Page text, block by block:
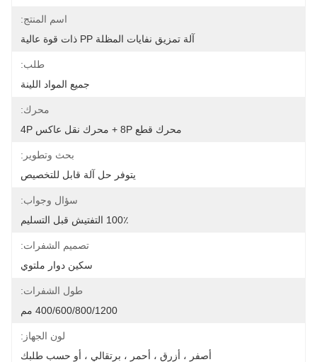
اسم المنتج:
آلة تمزيق نفايات المظلة PP ذات قوة عالية
طلب:
جميع المواد اللينة
محرك:
محرك قطع 8P + محرك نقل عاكس 4P
بحث وتطوير:
يتوفر حل آلة قابل للتخصيص
سؤال وجواب:
100٪ التفتيش قبل التسليم
تصميم الشفرات:
سكين دوار ملتوي
طول الشفرات:
400/600/800/1200 مم
لون الجهاز:
أصفر ، أزرق ، أحمر ، برتقالي ، أو حسب طلبك